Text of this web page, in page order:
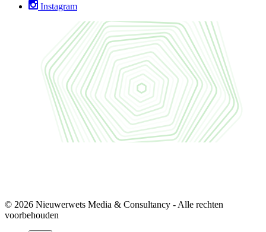
Instagram
© 2026 Nieuwerwets Media & Consultancy - Alle rechten
voorbehouden